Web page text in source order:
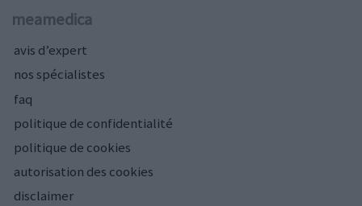
meamedica
avis d’expert
nos spécialistes
faq
politique de confidentialité
politique de cookies
autorisation des cookies
disclaimer